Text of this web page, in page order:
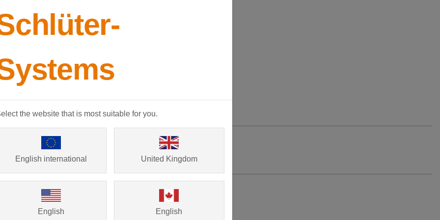
the website that is most suitable for you.
English international United Kingdom
English English